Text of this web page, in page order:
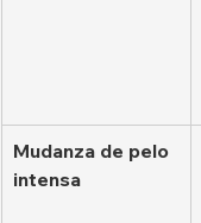
Mudanza de pelo
intensa